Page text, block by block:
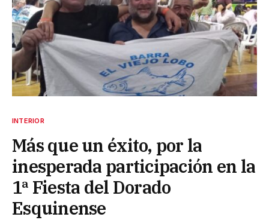
INTERIOR
Más que un éxito, por la
inesperada participación en la
1ª Fiesta del Dorado
Esquinense